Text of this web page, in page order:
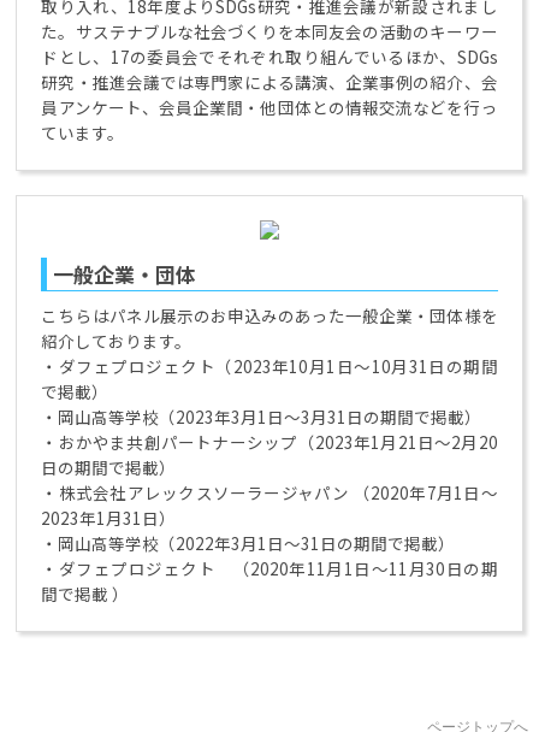
取り入れ、18年度よりSDGs研究・推進会議が新設されまし
た。サステナブルな社会づくりを本同友会の活動のキーワー
ドとし、17の委員会でそれぞれ取り組んでいるほか、SDGs
研究・推進会議では専門家による講演、企業事例の紹介、会
員アンケート、会員企業間・他団体との情報交流などを行っ
ています。
一般企業・団体
こちらはパネル展示のお申込みのあった一般企業・団体様を
紹介しております。
・ダフェプロジェクト（2023年10月1日～10月31日の期間
で掲載）
・岡山高等学校（2023年3月1日～3月31日の期間で掲載）
・おかやま共創パートナーシップ（2023年1月21日～2月20
日の期間で掲載）
・株式会社アレックスソーラージャパン （2020年7月1日～
2023年1月31日）
・岡山高等学校（2022年3月1日～31日の期間で掲載）
・ダフェプロジェクト （2020年11月1日～11月30日の期
間で掲載 ）
ページトップへ